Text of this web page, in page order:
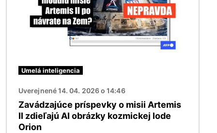
Umelá inteligencia
Uverejnené 14. 04. 2026 o 14:46
Zavádzajúce príspevky o misii Artemis
II zdieľajú AI obrázky kozmickej lode
Orion